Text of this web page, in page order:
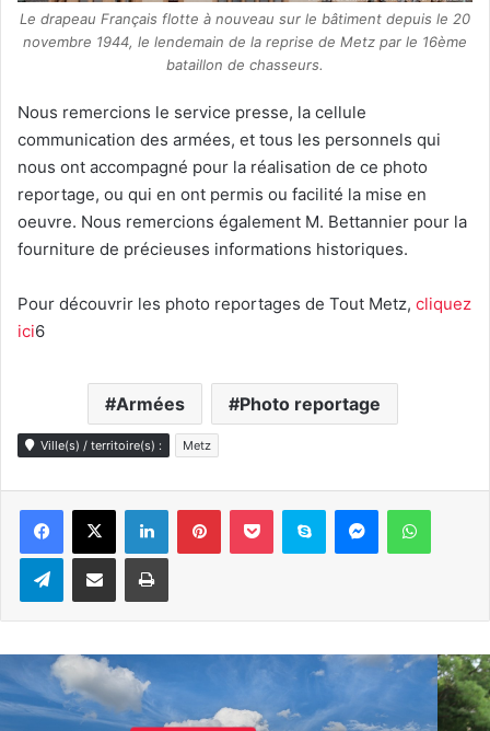
Le drapeau Français flotte à nouveau sur le bâtiment depuis le 20
novembre 1944, le lendemain de la reprise de Metz par le 16ème
bataillon de chasseurs.
Nous remercions le service presse, la cellule
communication des armées, et tous les personnels qui
nous ont accompagné pour la réalisation de ce photo
reportage, ou qui en ont permis ou facilité la mise en
oeuvre. Nous remercions également M. Bettannier pour la
fourniture de précieuses informations historiques.
Pour découvrir les photo reportages de Tout Metz, cliquez
ici6
Armées Photo reportage
Ville(s) / territoire(s) : Metz
LinkedinPinterestPocket Skype Messenger
TelegramPartager par e-mail Imprimer